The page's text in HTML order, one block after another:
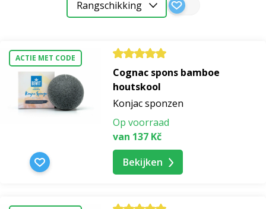
Rangschikking
ACTIE MET CODE
Cognac spons bamboe
houtskool
Konjac sponzen
Op voorraad
van 137 Kč
Bekijken